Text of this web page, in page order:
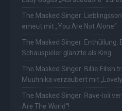
The Masked Singer:
erneut mit „You Are Not Alone“
The Masked Singer: Enthüllung:
Schauspieler glänzte als King
The Masked Singer: Billie Eilish
Muuhnika verzaubert mit
The Masked Singer: Rave-Ioli
Are The World“!